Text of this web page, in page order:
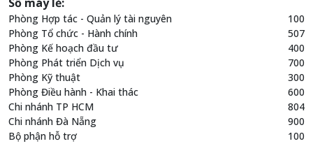
Phòng Hợp tác - Quản lý tài nguyên
100
Phòng Tổ chức - Hành chính
507
Phòng Kế hoạch đầu tư
400
Phòng Phát triển Dịch vụ
700
Phòng Kỹ thuật
300
Phòng Điều hành - Khai thác
600
Chi nhánh TP HCM
804
Chi nhánh Đà Nẵng
900
Bộ phận hỗ trợ
100